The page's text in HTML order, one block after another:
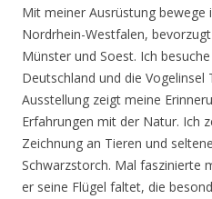
Mit meiner Ausrüstung bewege
Nordrhein-Westfalen,
Münster und Soest. Ich
Deutschland und die Vogelinsel
Ausstellung zeigt meine
Erfahrungen mit der Natur. Ich
Zeichnung an Tieren und
Schwarzstorch. Mal faszinierte
er seine Flügel faltet, die